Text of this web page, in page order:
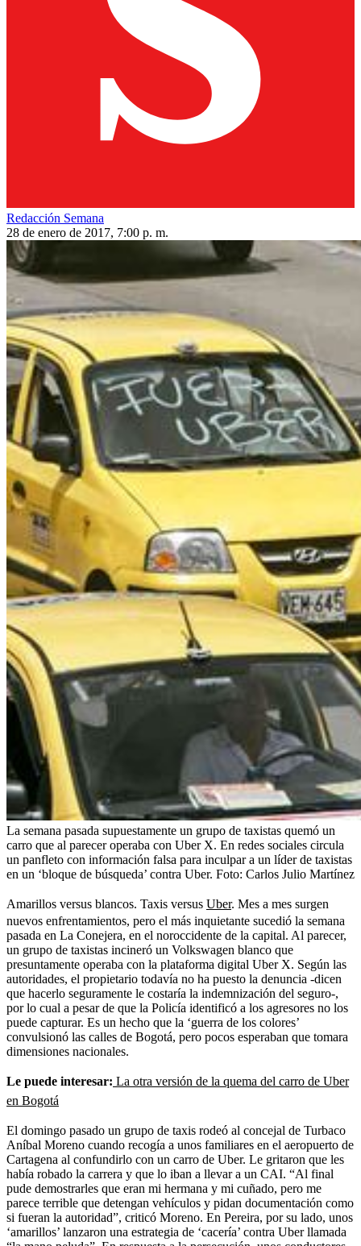
Redacción Semana
28 de enero de 2017, 7:00 p. m.
La semana pasada supuestamente un grupo de taxistas quemó un
carro que al parecer operaba con Uber X. En redes sociales circula
un panfleto con información falsa para inculpar a un líder de taxistas
en un ‘bloque de búsqueda’ contra Uber. Foto: Carlos Julio Martínez
Amarillos versus blancos. Taxis versus Uber. Mes a mes surgen
nuevos enfrentamientos, pero el más inquietante sucedió la semana
pasada en La Conejera, en el noroccidente de la capital. Al parecer,
un grupo de taxistas incineró un Volkswagen blanco que
presuntamente operaba con la plataforma digital Uber X. Según las
autoridades, el propietario todavía no ha puesto la denuncia -dicen
que hacerlo seguramente le costaría la indemnización del seguro-,
por lo cual a pesar de que la Policía identificó a los agresores no los
puede capturar. Es un hecho que la ‘guerra de los colores’
convulsionó las calles de Bogotá, pero pocos esperaban que tomara
dimensiones nacionales.
Le puede interesar: La otra versión de la quema del carro de Uber
en Bogotá
El domingo pasado un grupo de taxis rodeó al concejal de Turbaco
Aníbal Moreno cuando recogía a unos familiares en el aeropuerto de
Cartagena al confundirlo con un carro de Uber. Le gritaron que les
había robado la carrera y que lo iban a llevar a un CAI. “Al final
pude demostrarles que eran mi hermana y mi cuñado, pero me
parece terrible que detengan vehículos y pidan documentación como
si fueran la autoridad”, criticó Moreno. En Pereira, por su lado, unos
‘amarillos’ lanzaron una estrategia de ‘cacería’ contra Uber llamada